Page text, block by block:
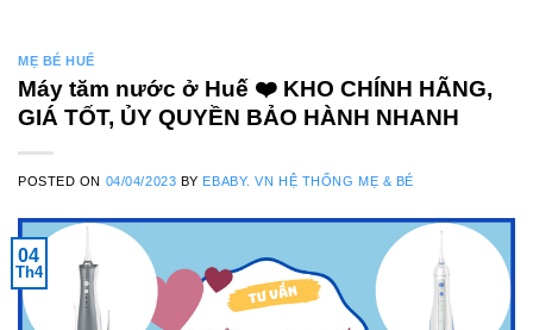
MẸ BÉ HUẾ
Máy tăm nước ở Huế ❤️️ KHO CHÍNH HÃNG,
GIÁ TỐT, ỦY QUYỀN BẢO HÀNH NHANH
POSTED ON 04/04/2023 BY EBABY. VN HỆ THỐNG MẸ & BÉ
04
Th4